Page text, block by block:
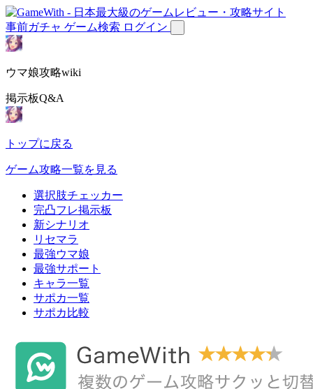
事前ガチャ ゲーム検索 ログイン
ウマ娘攻略wiki
掲示板Q&A
トップに戻る
ゲーム攻略一覧を見る
選択肢チェッカー
完凸フレ掲示板
新シナリオ
リセマラ
最強ウマ娘
最強サポート
キャラ一覧
サポカ一覧
サポカ比較